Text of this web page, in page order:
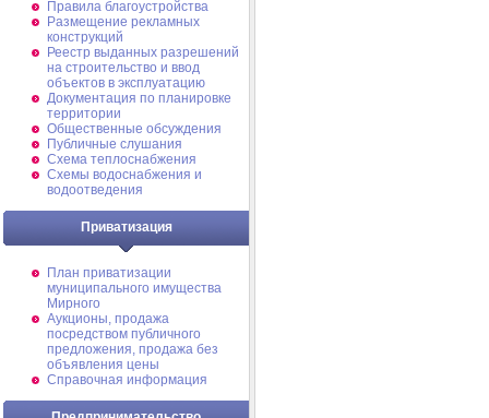
Правила благоустройства
Размещение рекламных
конструкций
Реестр выданных разрешений
на строительство и ввод
объектов в эксплуатацию
Документация по планировке
территории
Общественные обсуждения
Публичные слушания
Схема теплоснабжения
Схемы водоснабжения и
водоотведения
Приватизация
План приватизации
муниципального имущества
Мирного
Аукционы, продажа
посредством публичного
предложения, продажа без
объявления цены
Справочная информация